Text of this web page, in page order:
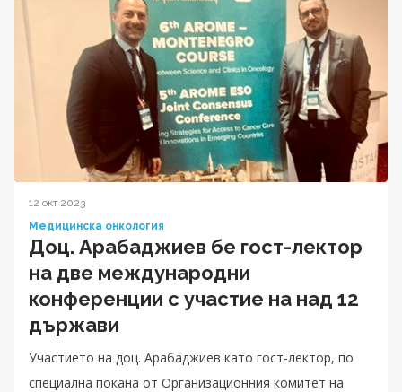
12 окт 2023
Медицинска онкология
Доц. Арабаджиев бе гост-лектор
на две международни
конференции с участие на над 12
държави
Участието на доц. Арабаджиев като гост-лектор, по
специална покана от Организационния комитет на